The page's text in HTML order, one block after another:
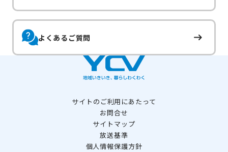
よくあるご質問
サイトのご利用にあたって
お問合せ
サイトマップ
放送基準
個人情報保護方針